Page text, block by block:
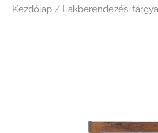
Kezdőlap / Lakberendezési